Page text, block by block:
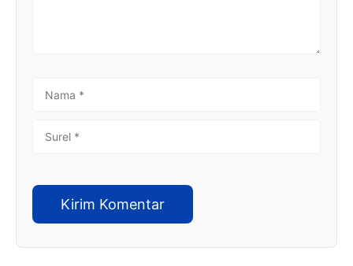
NAMA
SUREL